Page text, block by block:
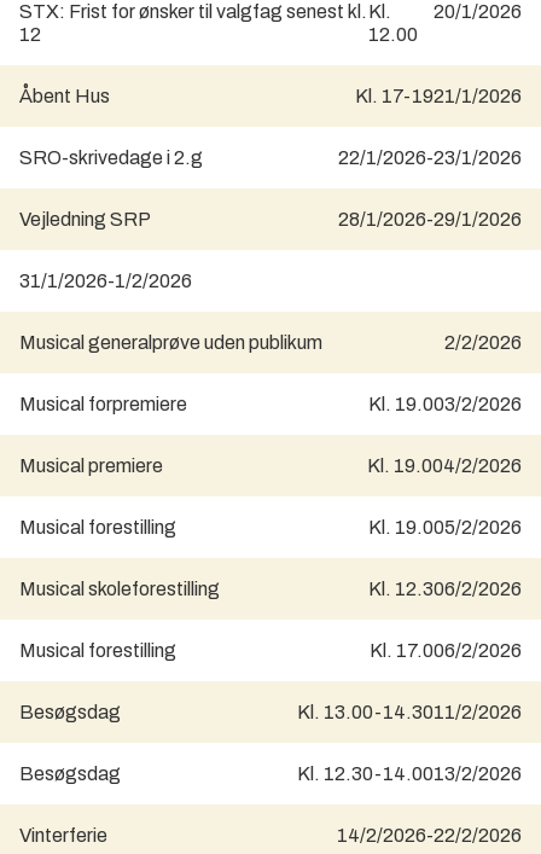
STX: Frist for ønsker til valgfag senest kl.
12
Kl.
12.00
20/1/2026
Åbent Hus Kl. 17-1921/1/2026
SRO-skrivedage i 2.g 22/1/2026-23/1/2026
Vejledning SRP 28/1/2026-29/1/2026
31/1/2026-1/2/2026
Musical generalprøve uden publikum 2/2/2026
Musical forpremiere Kl. 19.003/2/2026
Musical premiere Kl. 19.004/2/2026
Musical forestilling Kl. 19.005/2/2026
Musical skoleforestilling Kl. 12.306/2/2026
Musical forestilling Kl. 17.006/2/2026
Besøgsdag Kl. 13.00-14.3011/2/2026
Besøgsdag Kl. 12.30-14.0013/2/2026
Vinterferie 14/2/2026-22/2/2026